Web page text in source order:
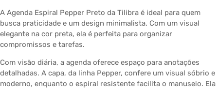
A Agenda Espiral Pepper Preto da Tilibra é ideal para quem
busca praticidade e um design minimalista. Com um visual
elegante na cor preta, ela é perfeita para organizar
compromissos e tarefas.
Com visão diária, a agenda oferece espaço para anotações
detalhadas. A capa, da linha Pepper, confere um visual sóbrio e
moderno, enquanto o espiral resistente facilita o manuseio. Ela